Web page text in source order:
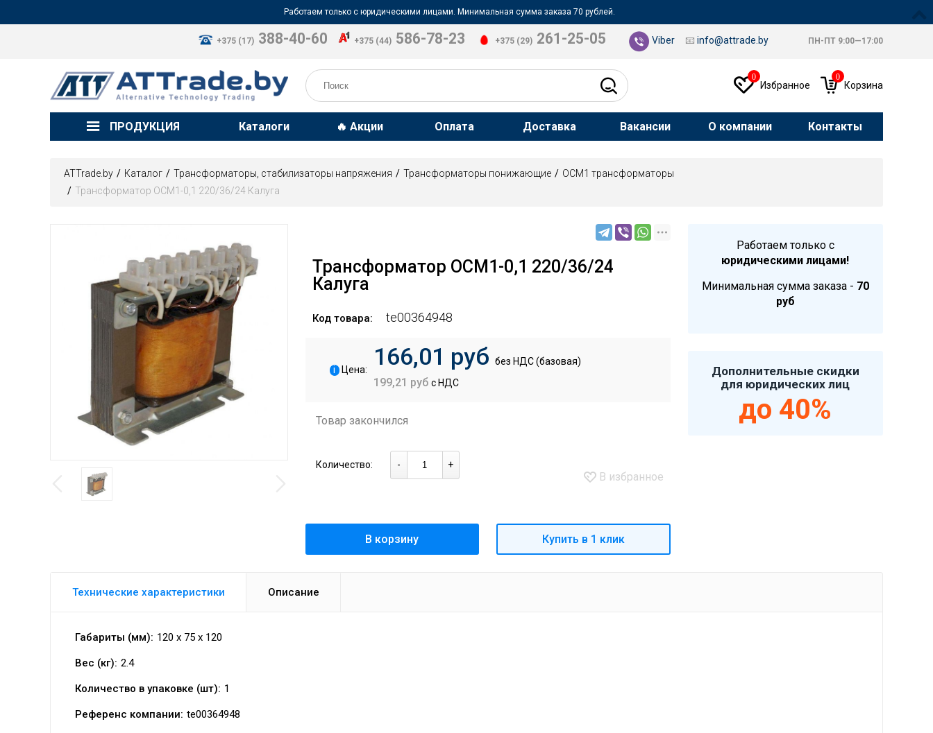
Работаем только с юридическими лицами. Минимальная сумма заказа 70 рублей.
+375 (17) 388-40-60 +375 (44) 586-78-23 +375 (29) 261-25-05 Viber 📧 info@attrade.by ПН-ПТ 9:00—17:00
0
Избранное
0
Корзина
ПРОДУКЦИЯ Каталоги 🔥 Акции Оплата Доставка Вакансии О компании Контакты
ATTrade.by Каталог Трансформаторы, стабилизаторы напряжения Трансформаторы понижающие
ОСМ1 трансформаторы
Трансформатор ОСМ1-0,1 220/36/24 Калуга
Трансформатор ОСМ1-0,1 220/36/24
Калуга
Код товара: te00364948
i Цена: 166,01 руб без НДС (базовая)
199,21 руб с НДС
Товар закончился
Количество: - +
В избранное
В корзину Купить в 1 клик
Технические характеристики Описание
Габариты (мм): 120 x 75 x 120
Вес (кг): 2.4
Количество в упаковке (шт): 1
Референс компании: te00364948
Работаем только с
юридическими лицами!
Минимальная сумма заказа - 70
руб
Дополнительные скидки
для юридических лиц
до 40%